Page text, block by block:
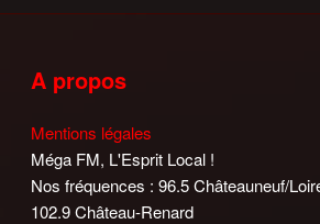
A propos
Mentions légales
Méga FM, L'Esprit Local !
Nos fréquences : 96.5 Châteauneuf/
102.9 Château-Renard